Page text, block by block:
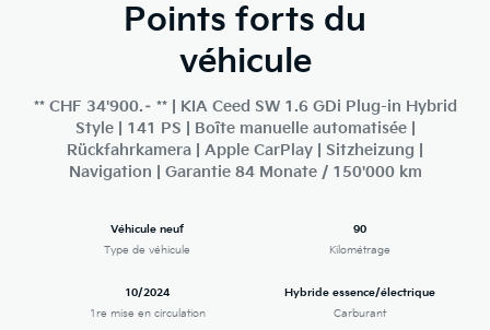
Points forts du
véhicule
** CHF 34'900.– ** | KIA Ceed SW 1.6 GDi Plug-in Hybrid
Style | 141 PS | Boîte manuelle automatisée |
Rückfahrkamera | Apple CarPlay | Sitzheizung |
Navigation | Garantie 84 Monate / 150'000 km
Véhicule neuf
Type de véhicule
90
Kilométrage
10/2024
1re mise en circulation
Hybride essence/électrique
Carburant